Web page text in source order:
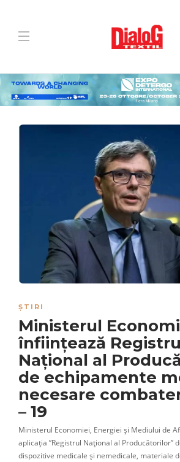
ȘTIRI
Ministerul
înființează
Național al
de echipamente
necesare
– 19
Ministerul Economiei, Energiei și Mediului de
aplicația ”Registrul Național al Producătorilor”
dispozitive medicale și nemedicale, materiale